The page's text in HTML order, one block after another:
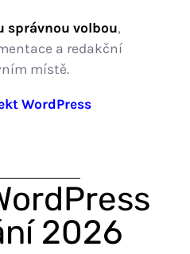
správnou volbou,
a redakční
místě.
WordPress
2026